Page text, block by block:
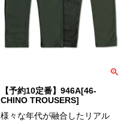
【予約10定番】946A[46-
CHINO TROUSERS]
様々な年代が融合したリアル